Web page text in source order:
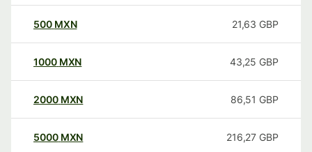
500 MXN 21,63 GBP
1000 MXN 43,25 GBP
2000 MXN 86,51 GBP
5000 MXN 216,27 GBP